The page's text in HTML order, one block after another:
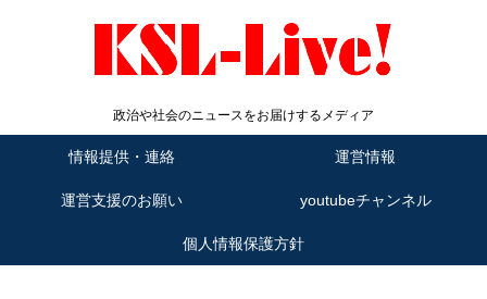
政治や社会のニュースをお届けするメディア
情報提供・連絡 運営情報
運営支援のお願い youtubeチャンネル
個人情報保護方針